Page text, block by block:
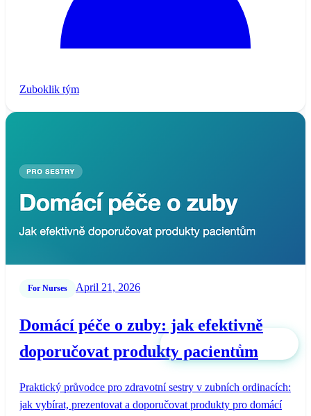
Zuboklik tým
For Nurses April 21, 2026
Domácí péče o zuby: jak efektivně
doporučovat produkty pacientům
Praktický průvodce pro zdravotní sestry v zubních ordinacích:
jak vybírat, prezentovat a doporučovat produkty pro domácí
Book Appointment